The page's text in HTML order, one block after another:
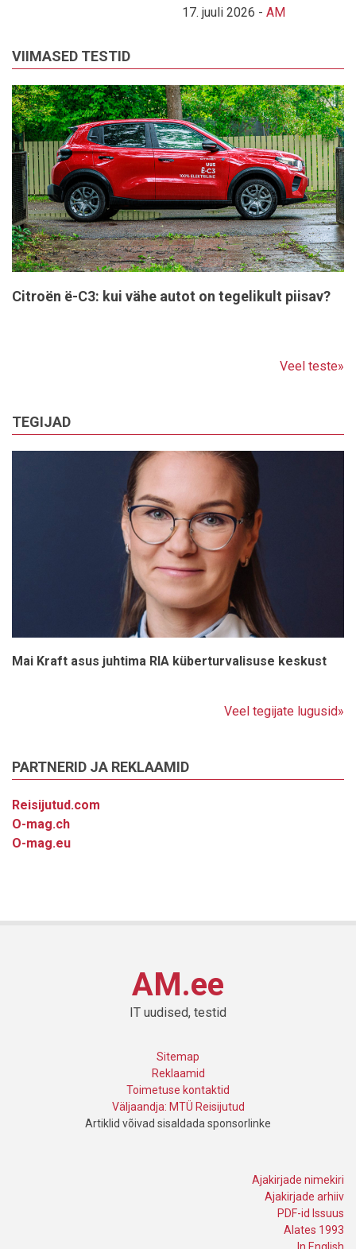
17. juuli 2026 - AM
VIIMASED TESTID
Citroën ë-C3: kui vähe autot on tegelikult piisav?
Veel teste»
TEGIJAD
Mai Kraft asus juhtima RIA küberturvalisuse keskust
Veel tegijate lugusid»
PARTNERID JA REKLAAMID
Reisijutud.com
O-mag.ch
O-mag.eu
AM.ee
IT uudised, testid
Sitemap
Reklaamid
Toimetuse kontaktid
Väljaandja: MTÜ Reisijutud
Artiklid võivad sisaldada sponsorlinke
Ajakirjade nimekiri
Ajakirjade arhiiv
PDF-id Issuus
Alates 1993
In English